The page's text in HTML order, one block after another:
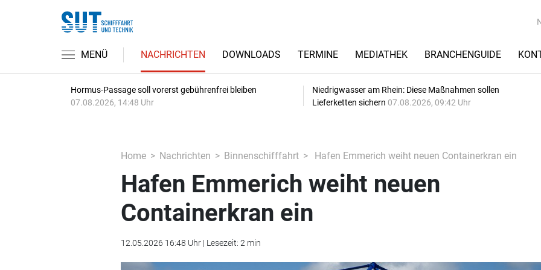
MENÜ NACHRICHTEN DOWNLOADS TERMINE MEDIATHEK BRANCHENGUIDE
Hormus-Passage soll vorerst gebührenfrei bleiben
07.08.2026, 14:48 Uhr
Niedrigwasser am Rhein: Diese Maßnahmen sollen
Lieferketten sichern 07.08.2026, 09:42 Uhr
Home Nachrichten Binnenschifffahrt Hafen Emmerich weiht neuen Containerkran ein
Hafen Emmerich weiht neuen
Containerkran ein
12.05.2026 16:48 Uhr | Lesezeit: 2 min